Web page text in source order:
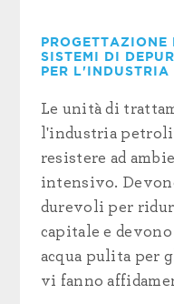
PROGETTAZIONE
SISTEMI DI
PER L'INDUSTRIA
Le unità di
l'industria
resistere ad
intensivo.
durevoli per
capitale e
acqua pulita per
vi fanno